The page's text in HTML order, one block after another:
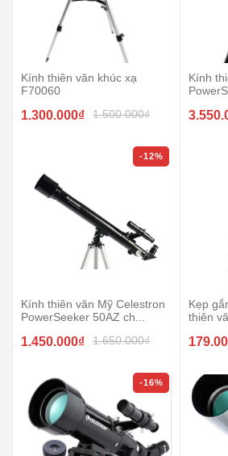
Kính thiên văn khúc xạ
F70060
1.300.000₫ 1.500.000₫
-12%
Kính thiên văn Mỹ Celestron
PowerSeeker 50AZ ch...
1.450.000₫ 1.650.000₫
-16%
Kính
Kẹp
thiên